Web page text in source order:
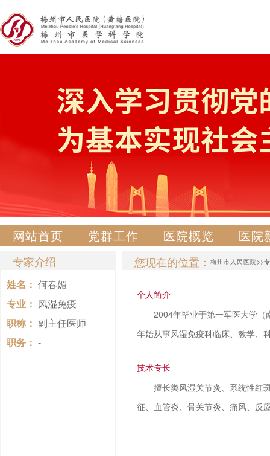
网站首页 党群工作 医院概览 医院
专家介绍
姓名： 何春媚
专业： 风湿免疫
职称： 副主任医师
职务： -
您现在的位置： 梅州市人民医院>>
个人简介
2004年毕业于第一军医大学
年始从事风湿免疫科临床、教学、
技术专长
擅长类风湿关节炎、系统性红
征、血管炎、骨关节炎、痛风、反